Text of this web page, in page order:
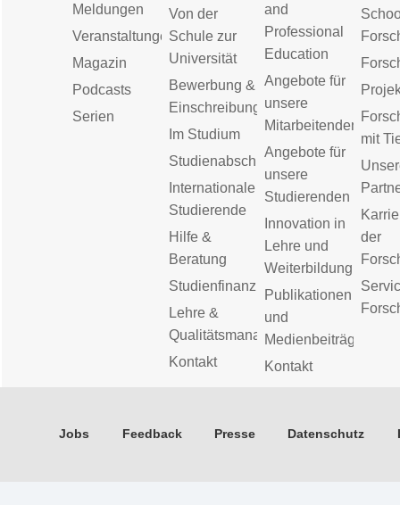
Meldungen
Veranstaltungen
Magazin
Podcasts
Serien
Von der
Schule zur
Universität
Bewerbung &
Einschreibung
Im Studium
Studienabschluss
Internationale
Studierende
Hilfe &
Beratung
Studienfinanzierung
Lehre &
Qualitätsmanagement
Kontakt
and
Professional
Education
Angebote für
unsere
Mitarbeitenden
Angebote für
unsere
Studierenden
Innovation in
Lehre und
Weiterbildung
Publikationen
und
Medienbeiträge
Kontakt
mit
der
Jobs Feedback Presse Datenschutz